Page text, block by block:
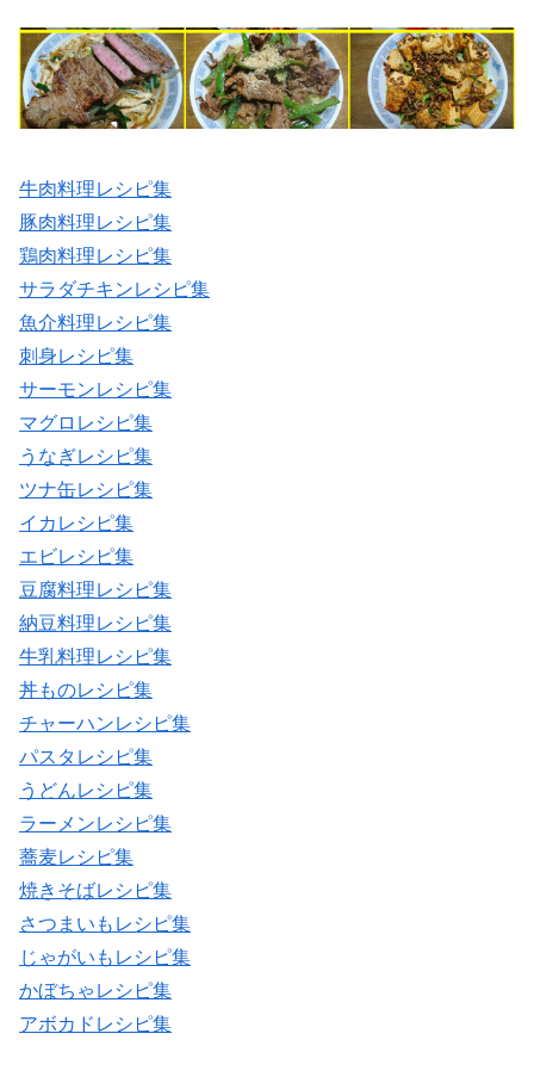
牛肉料理レシピ集
豚肉料理レシピ集
鶏肉料理レシピ集
サラダチキンレシピ集
魚介料理レシピ集
刺身レシピ集
サーモンレシピ集
マグロレシピ集
うなぎレシピ集
ツナ缶レシピ集
イカレシピ集
エビレシピ集
豆腐料理レシピ集
納豆料理レシピ集
牛乳料理レシピ集
丼ものレシピ集
チャーハンレシピ集
パスタレシピ集
うどんレシピ集
ラーメンレシピ集
蕎麦レシピ集
焼きそばレシピ集
さつまいもレシピ集
じゃがいもレシピ集
かぼちゃレシピ集
アボカドレシピ集